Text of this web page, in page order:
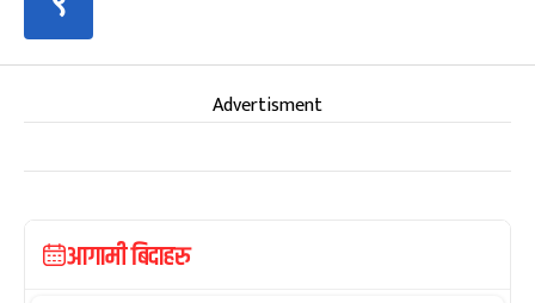
Advertisment
आगामी बिदाहरु